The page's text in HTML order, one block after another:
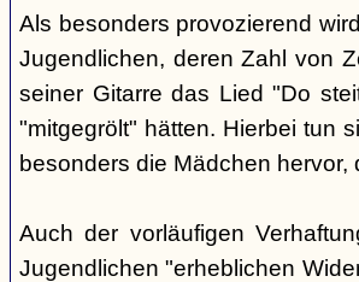
Als besonders provozierend
Jugendlichen, deren Zahl von
seiner Gitarre das Lied "Do
"mitgegrölt" hätten. Hierbei tun
besonders die Mädchen
Auch der vorläufigen
Jugendlichen "erheblichen